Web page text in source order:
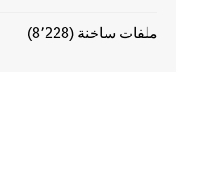
ملفات ساخنة (8٬228)